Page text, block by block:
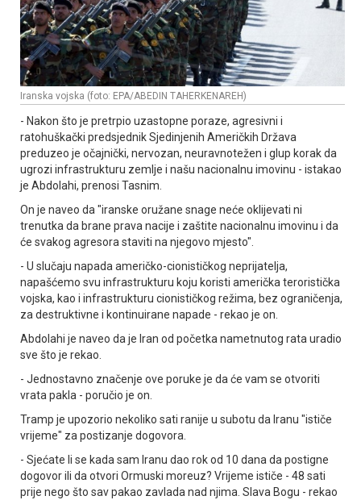
Iranska vojska (foto: EPA/ABEDIN TAHERKENAREH)
- Nakon što je pretrpio uzastopne poraze, agresivni i
ratohuškački predsjednik Sjedinjenih Američkih Država
preduzeo je očajnički, nervozan, neuravnotežen i glup korak da
ugrozi infrastrukturu zemlje i našu nacionalnu imovinu - istakao
je Abdolahi, prenosi Tasnim.
On je naveo da "iranske oružane snage neće oklijevati ni
trenutka da brane prava nacije i zaštite nacionalnu imovinu i da
će svakog agresora staviti na njegovo mjesto".
- U slučaju napada američko-cionističkog neprijatelja,
napašćemo svu infrastrukturu koju koristi američka teroristička
vojska, kao i infrastrukturu cionističkog režima, bez ograničenja,
za destruktivne i kontinuirane napade - rekao je on.
Abdolahi je naveo da je Iran od početka nametnutog rata uradio
sve što je rekao.
- Јednostavno značenje ove poruke je da će vam se otvoriti
vrata pakla - poručio je on.
Tramp je upozorio nekoliko sati ranije u subotu da Iranu "ističe
vrijeme" za postizanje dogovora.
- Sjećate li se kada sam Iranu dao rok od 10 dana da postigne
dogovor ili da otvori Ormuski moreuz? Vrijeme ističe - 48 sati
prije nego što sav pakao zavlada nad njima. Slava Bogu - rekao